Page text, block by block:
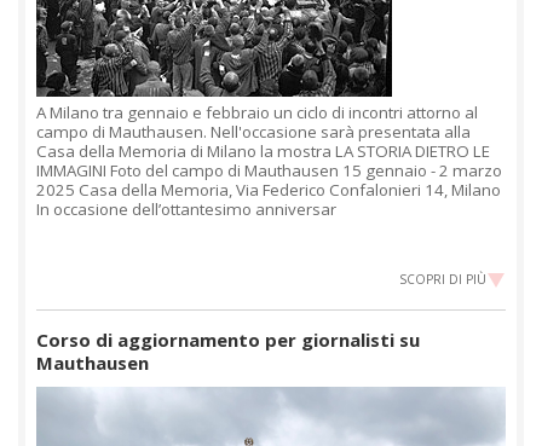
A Milano tra gennaio e febbraio un ciclo di incontri attorno al
campo di Mauthausen. Nell'occasione sarà presentata alla
Casa della Memoria di Milano la mostra LA STORIA DIETRO LE
IMMAGINI Foto del campo di Mauthausen 15 gennaio - 2 marzo
2025 Casa della Memoria, Via Federico Confalonieri 14, Milano
In occasione dell’ottantesimo anniversar
SCOPRI DI PIÙ
Corso di aggiornamento per giornalisti su
Mauthausen